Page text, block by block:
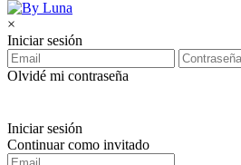
×
Iniciar sesión
Olvidé mi contraseña
Iniciar sesión
Continuar como invitado